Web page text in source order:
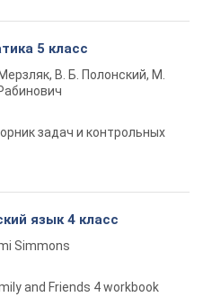
5 класс
В. Б. Полонский, М.
задач и контрольных
язык 4 класс
Simmons
and Friends 4 workbook